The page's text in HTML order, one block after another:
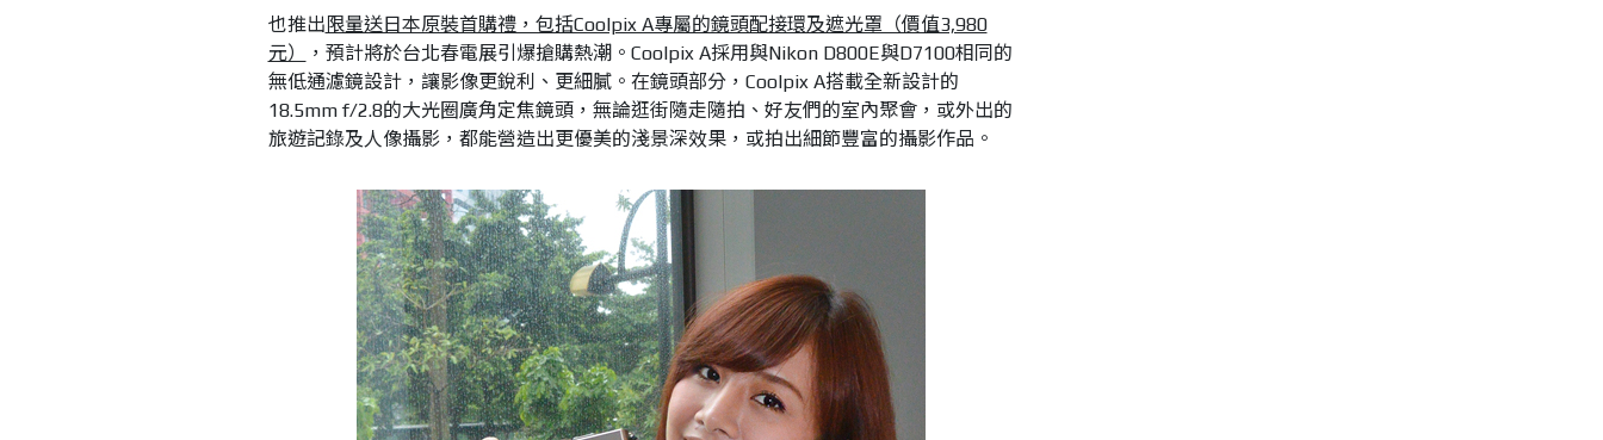
也推出 限量送日本原裝首購禮，包括Coolpix A專屬的鏡頭配接環及遮光罩（價值3,980
元）
，預計將於台北春電展引爆搶購熱潮。Coolpix A採用與Nikon D800E與D7100相同的
無低通濾鏡設計，讓影像更銳利、更細膩。在鏡頭部分，Coolpix A搭載全新設計的
18.5mm f/2.8的大光圈廣角定焦鏡頭，無論逛街隨走隨拍、好友們的室內聚會，或外出的
旅遊記錄及人像攝影，都能營造出更優美的淺景深效果，或拍出細節豐富的攝影作品。